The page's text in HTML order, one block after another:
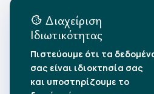
Αρχείο Δημοσιεύσεων
•Αύγουστος 2026
•Ιούλιος 2026
Διαχείριση
Ιδιωτικότητας
Πιστεύουμε ότι τα
σας είναι ιδιοκτησία σας
και υποστηρίζουμε το